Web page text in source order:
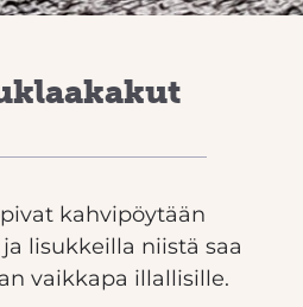
kahvipöytään
lisukkeilla niistä saa
vaikkapa illallisille.